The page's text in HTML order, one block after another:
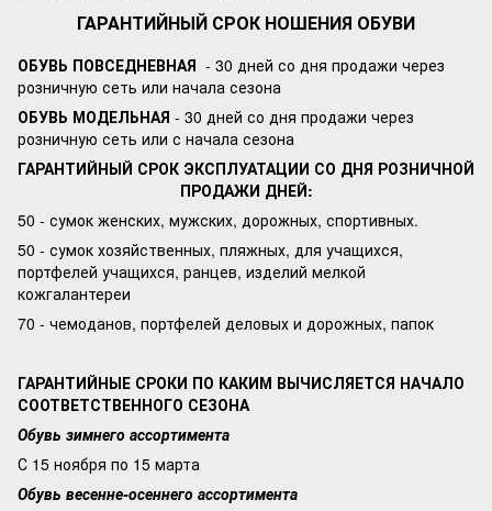
ГАРАНТИЙНЫЙ СРОК НОШЕНИЯ ОБУВИ
ОБУВЬ ПОВСЕДНЕВНАЯ - 30 дней со дня продажи через
розничную сеть или начала сезона
ОБУВЬ МОДЕЛЬНАЯ - 30 дней со дня продажи через
розничную сеть или с начала сезона
ГАРАНТИЙНЫЙ СРОК ЭКСПЛУАТАЦИИ СО ДНЯ РОЗНИЧНОЙ
ПРОДАЖИ ДНЕЙ:
50 - сумок женских, мужских, дорожных, спортивных.
50 - сумок хозяйственных, пляжных, для учащихся,
портфелей учащихся, ранцев, изделий мелкой
кожгалантереи
70 - чемоданов, портфелей деловых и дорожных, папок
ГАРАНТИЙНЫЕ СРОКИ ПО КАКИМ ВЫЧИСЛЯЕТСЯ НАЧАЛО
СООТВЕТСТВЕННОГО СЕЗОНА
Обувь зимнего ассортимента
С 15 ноября по 15 марта
Обувь весенне-осеннего ассортимента